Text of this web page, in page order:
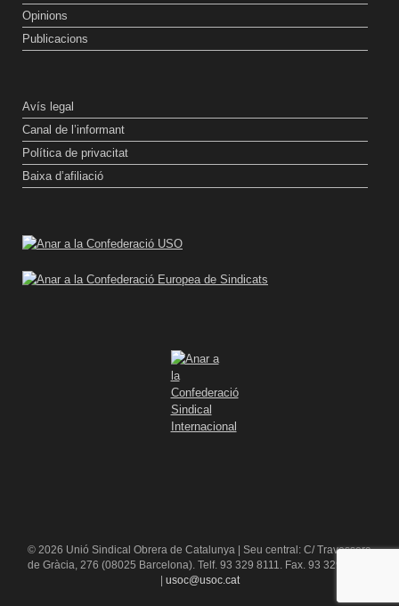
Opinions
Publicacions
Avís legal
Canal de l’informant
Política de privacitat
Baixa d’afiliació
© 2026 Unió Sindical Obrera de Catalunya | Seu central: C/ Travessera
de Gràcia, 276 (08025 Barcelona). Telf. 93 329 8111. Fax. 93 329 84 16
usoc@usoc.cat